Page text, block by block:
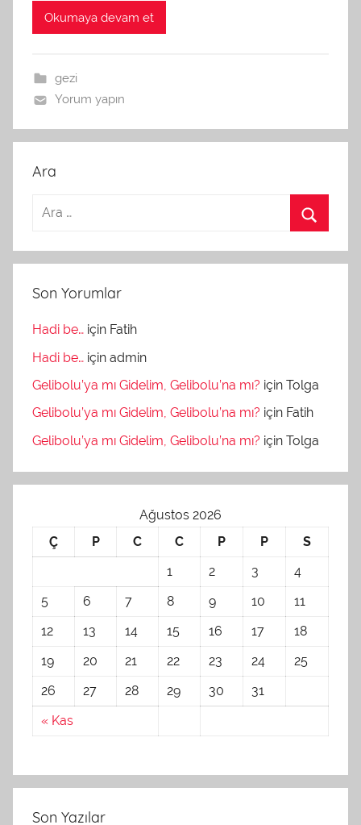
Okumaya devam et
gezi
Yorum yapın
Ara
Son Yorumlar
Hadi be… için Fatih
Hadi be… için admin
Gelibolu’ya mı Gidelim, Gelibolu’na mı? için Tolga
Gelibolu’ya mı Gidelim, Gelibolu’na mı? için Fatih
Gelibolu’ya mı Gidelim, Gelibolu’na mı? için Tolga
Ağustos 2026
Ç
P C C P P S
« Kas
1 2 3
4
5
6 7 8 9 10
11
12
13 14 15 16 17
18
19
20 21 22 23 24
25
26
27 28 29 30 31
Son Yazılar